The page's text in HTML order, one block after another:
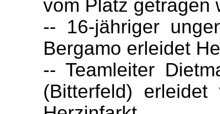
vom Platz getragen
-- 16-jähriger
Bergamo erleidet
-- Teamleiter
(Bitterfeld)